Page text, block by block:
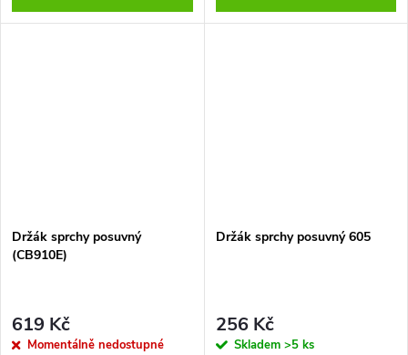
Držák sprchy posuvný
(CB910E)
619 Kč
Momentálně nedostupné
Držák sprchy posuvný 605
256 Kč
Skladem >5 ks